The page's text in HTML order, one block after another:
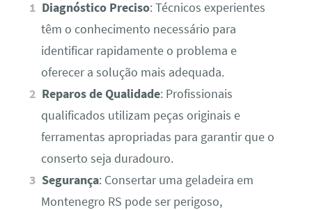
Diagnóstico Preciso: Técnicos experientes
têm o conhecimento necessário para
identificar rapidamente o problema e
oferecer a solução mais adequada.
Reparos de Qualidade: Profissionais
qualificados utilizam peças originais e
ferramentas apropriadas para garantir que o
conserto seja duradouro.
Segurança: Consertar uma geladeira em
Montenegro RS pode ser perigoso,